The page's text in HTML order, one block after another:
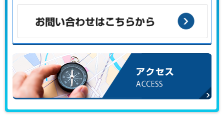
こんな課題がある、こんなことで困っている、などありませ
お問い合わせはこちらから